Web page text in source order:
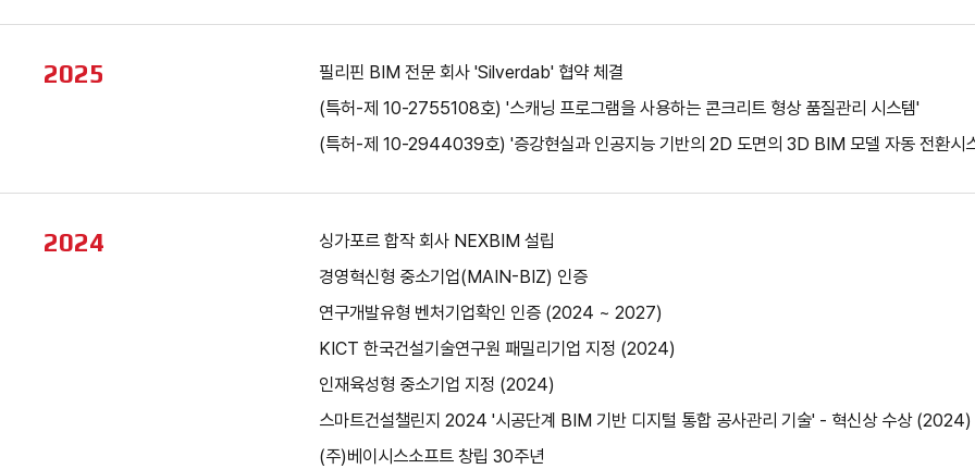
2025
필리핀 BIM 전문 회사 'Silverdab' 협약 체결
(특허-제 10-2755108호) '스캐닝 프로그램을 사용하는 콘크리트 형상 품질관리 시스템'
(특허-제 10-2944039호) '증강현실과 인공지능 기반의 2D 도면의 3D BIM 모델 자동 전환시
2024
싱가포르 합작 회사 NEXBIM 설립
경영혁신형 중소기업(MAIN-BIZ) 인증
연구개발유형 벤처기업확인 인증 (2024 ~ 2027)
KICT 한국건설기술연구원 패밀리기업 지정 (2024)
인재육성형 중소기업 지정 (2024)
스마트건설챌린지 2024 '시공단계 BIM 기반 디지털 통합 공사관리 기술' - 혁신상 수상 (2024)
(주)베이시스소프트 창립 30주년